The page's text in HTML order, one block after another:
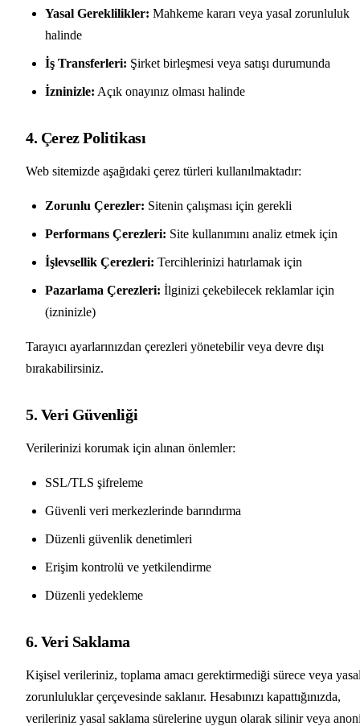
Yasal Gereklilikler: Mahkeme kararı veya yasal zorunluluk
halinde
İş Transferleri: Şirket birleşmesi veya satışı durumunda
İzninizle: Açık onayınız olması halinde
4. Çerez Politikası
Web sitemizde aşağıdaki çerez türleri kullanılmaktadır:
Zorunlu Çerezler: Sitenin çalışması için gerekli
Performans Çerezleri: Site kullanımını analiz etmek için
İşlevsellik Çerezleri: Tercihlerinizi hatırlamak için
Pazarlama Çerezleri: İlginizi çekebilecek reklamlar için
(izninizle)
Tarayıcı ayarlarınızdan çerezleri yönetebilir veya devre dışı
bırakabilirsiniz.
5. Veri Güvenliği
Verilerinizi korumak için alınan önlemler:
SSL/TLS şifreleme
Güvenli veri merkezlerinde barındırma
Düzenli güvenlik denetimleri
Erişim kontrolü ve yetkilendirme
Düzenli yedekleme
6. Veri Saklama
Kişisel verileriniz, toplama amacı gerektirmediği sürece veya
zorunluluklar çerçevesinde saklanır. Hesabınızı kapattığınızda,
verileriniz yasal saklama sürelerine uygun olarak silinir veya